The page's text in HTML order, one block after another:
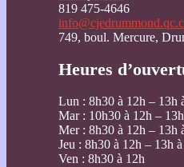
819 475-4646
749, boul. Mercure,
Heures
Lun : 8h30 à 12h – 13h
Mar : 10h30 à 12h –
Mer : 8h30 à 12h – 13h
Jeu : 8h30 à 12h – 13h
Ven : 8h30 à 12h